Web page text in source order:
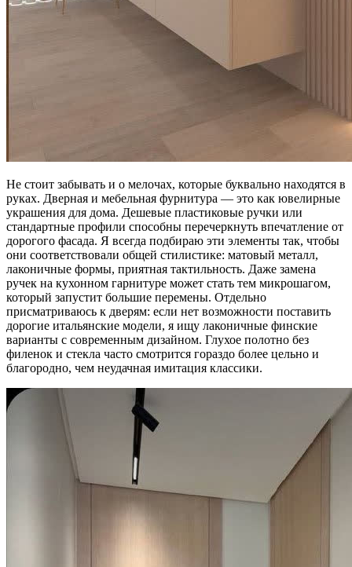
Не стоит забывать и о мелочах, которые буквально находятся в
руках. Дверная и мебельная фурнитура — это как ювелирные
украшения для дома. Дешевые пластиковые ручки или
стандартные профили способны перечеркнуть впечатление от
дорогого фасада. Я всегда подбираю эти элементы так, чтобы
они соответствовали общей стилистике: матовый металл,
лаконичные формы, приятная тактильность. Даже замена
ручек на кухонном гарнитуре может стать тем микрошагом,
который запустит большие перемены. Отдельно
присматриваюсь к дверям: если нет возможности поставить
дорогие итальянские модели, я ищу лаконичные финские
варианты с современным дизайном. Глухое полотно без
филенок и стекла часто смотрится гораздо более цельно и
благородно, чем неудачная имитация классики.